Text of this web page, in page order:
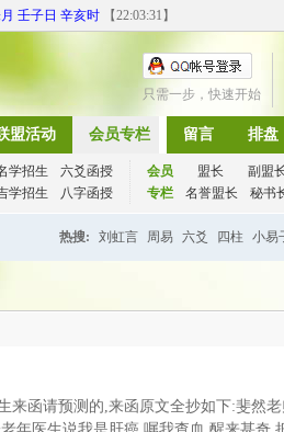
壬子日 辛亥时 【22:03:32 】
只需一步，快速开始
盟活动 会员专栏 留言 排盘
学招生
六爻函授
学招生 八字函授
会员 盟长
副盟
专栏
名誉盟长 秘书
热搜: 刘虹言 周易 六爻 四柱 小易
来函请预测的,来函原文全抄如下:斐然